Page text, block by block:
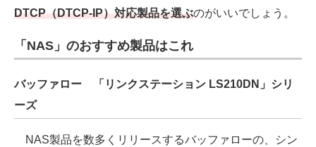
DTCP（DTCP-IP）対応製品を選ぶのがいいでしょう。
「NAS」のおすすめ製品はこれ
バッファロー 「リンクステーション LS210DN」シリ
ーズ
NAS製品を数多くリリースするバッファローの、シン